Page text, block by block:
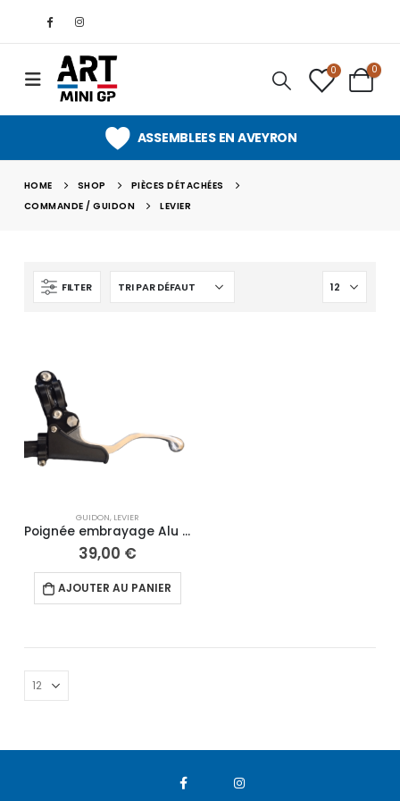
0 0
ASSEMBLEES EN AVEYRON
HOME SHOP
PIÈCES DÉTACHÉES
COMMANDE / GUIDON
LEVIER
FILTER
GUIDON, LEVIER
Poignée embrayage Alu CNC
39,00 €
AJOUTER AU PANIER